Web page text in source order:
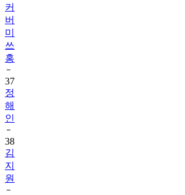
커
버
미
쓰
홍
37
정
해
인
38
김
지
원